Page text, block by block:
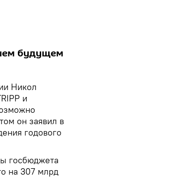
будущем
Никол
и
он заявил в
годового
госбюджета
на 307 млрд